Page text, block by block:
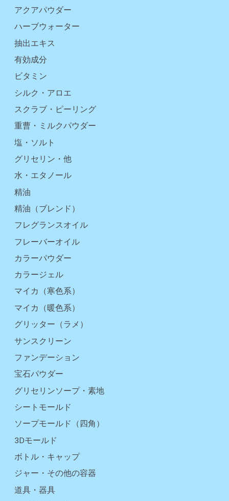
アクアパウダー
ハーブウォーター
抽出エキス
有効成分
ビタミン
シルク・アロエ
スクラブ・ピーリング
重曹・ミルクパウダー
塩・ソルト
グリセリン・他
水・エタノール
精油
精油（ブレンド）
フレグランスオイル
フレーバーオイル
カラーパウダー
カラージェル
マイカ（寒色系）
マイカ（暖色系）
グリッター（ラメ）
サンスクリーン
ファンデーション
宝石パウダー
グリセリンソープ・素地
シートモールド
ソープモールド（四角）
3Dモールド
ボトル・キャップ
ジャー・その他の容器
道具・器具